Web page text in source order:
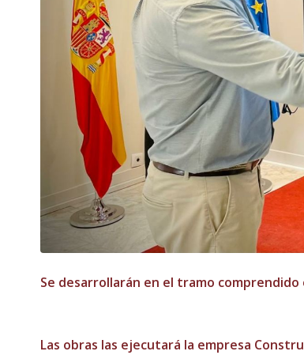
Se desarrollarán en el tramo
Las obras las ejecutará la empresa